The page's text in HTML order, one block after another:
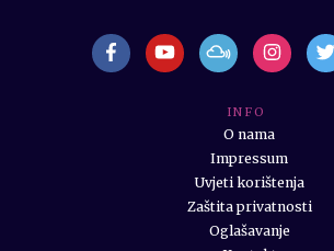
I N F O
O nama
Impressum
Uvjeti korištenja
Zaštita privatnosti
Oglašavanje